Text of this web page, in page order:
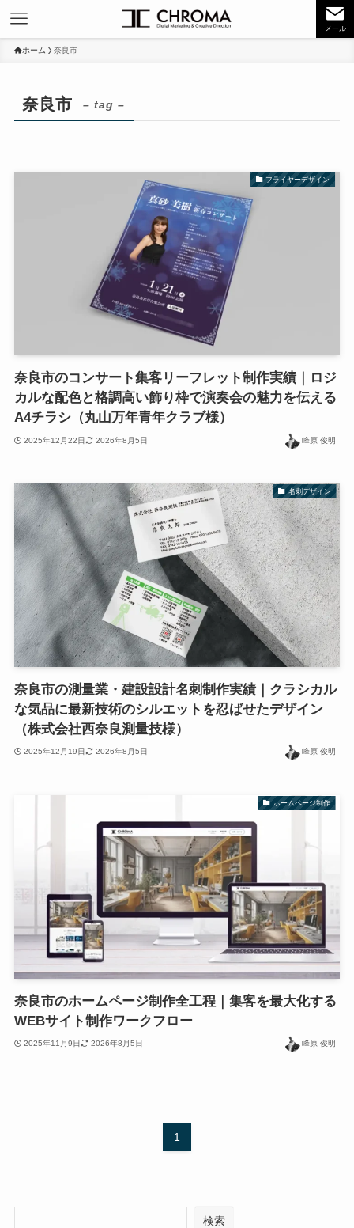
メール
ホーム 奈良市
奈良市 – tag –
フライヤーデザイン
奈良市のコンサート集客リーフレット制作実績｜ロジ
カルな配色と格調高い飾り枠で演奏会の魅力を伝える
A4チラシ（丸山万年青年クラブ様）
2025年12月22日 2026年8月5日 峰原 俊明
名刺デザイン
奈良市の測量業・建設設計名刺制作実績｜クラシカル
な気品に最新技術のシルエットを忍ばせたデザイン
（株式会社西奈良測量技様）
2025年12月19日 2026年8月5日 峰原 俊明
ホームページ制作
奈良市のホームページ制作全工程｜集客を最大化する
WEBサイト制作ワークフロー
2025年11月9日 2026年8月5日 峰原 俊明
1
検索